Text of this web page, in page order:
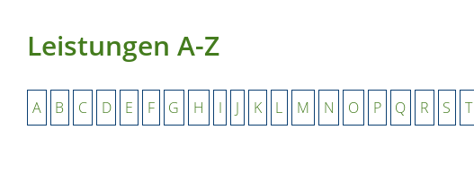
Leistungen A-Z
A B C D E F G H I J K L M N O P Q R S T